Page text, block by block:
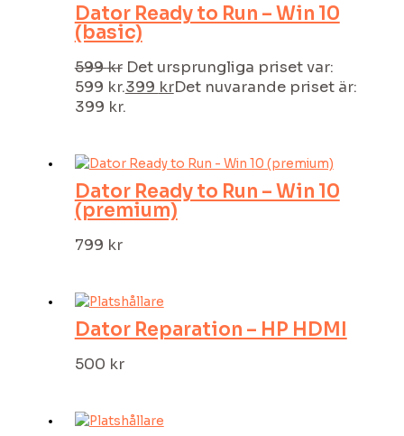
Dator Ready to Run – Win 10
(basic)
599kr Det ursprungliga priset var:
599 kr.399 krDet nuvarande priset är:
399 kr.
Dator Ready to Run – Win 10
(premium)
799 kr
Dator Reparation – HP HDMI
500 kr